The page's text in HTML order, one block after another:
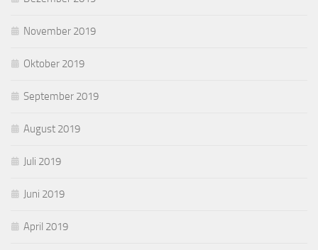
November 2019
Oktober 2019
September 2019
August 2019
Juli 2019
Juni 2019
April 2019